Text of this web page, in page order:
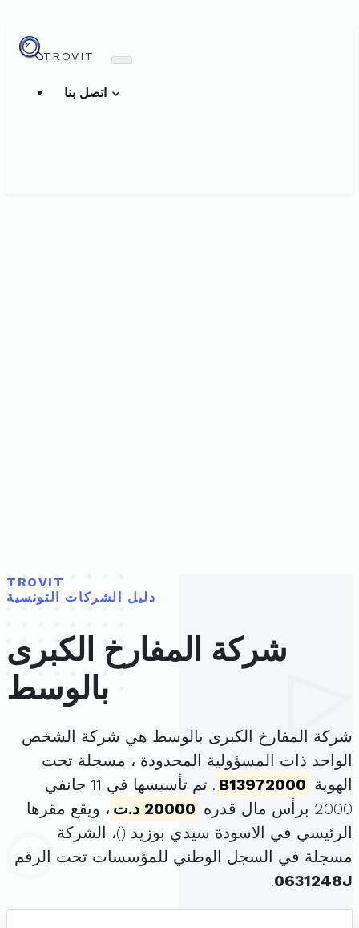
TROVIT
TROVIT
دليل الشركات التونسية
شركة المفارخ الكبرى
بالوسط
شركة المفارخ الكبرى بالوسط هي شركة الشخص
الواحد ذات المسؤولية المحدودة ، مسجلة تحت
الهوية B13972000
. تم تأسيسها في 11 جانفي
2000 برأس مال قدره
20000 د.ت
، ويقع مقرها
الرئيسي في الاسودة سيدي بوزيد ()، الشركة
مسجلة في السجل الوطني للمؤسسات تحت الرقم
0631248J
.